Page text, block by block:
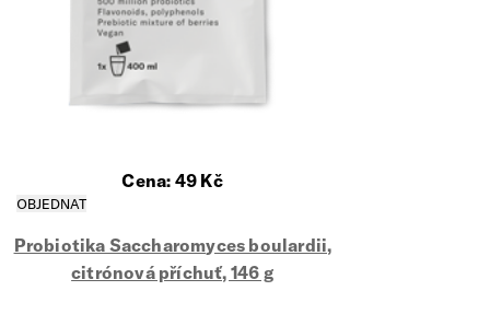
Cena: 49 Kč
Probiotika Saccharomyces boulardii,
citrónová příchuť, 146 g